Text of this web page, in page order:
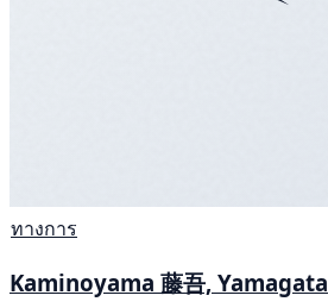
ทางการ
Kaminoyama 藤吾, Yamagata